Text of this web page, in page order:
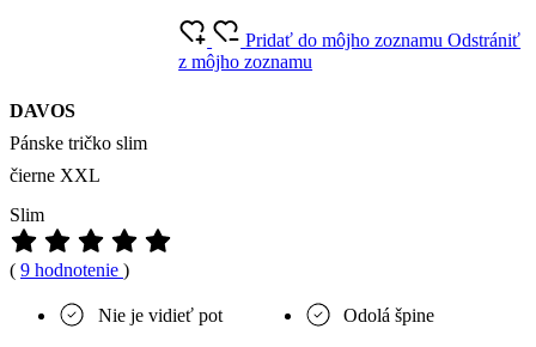
DAVOS
Pánske tričko slim
čierne XXL
Pridať do môjho zoznamuOdstrániť
z môjho zoznamu
Slim
( 9 hodnotenie )
Nie je vidieť pot Odolá špine